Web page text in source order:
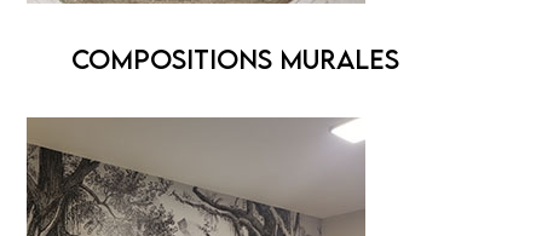
COMPOSITIONS MURALES